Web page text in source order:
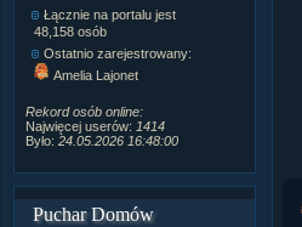
Łącznie na portalu jest
48,158 osób
Ostatnio zarejestrowany:
Amelia Lajonet
Rekord osób online:
Najwięcej userów: 1414
Było: 24.05.2026 16:48:00
Puchar Domów